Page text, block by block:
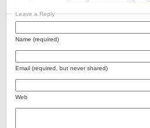
Leave a Reply
Name (required)
Email (required, but never shared)
Web